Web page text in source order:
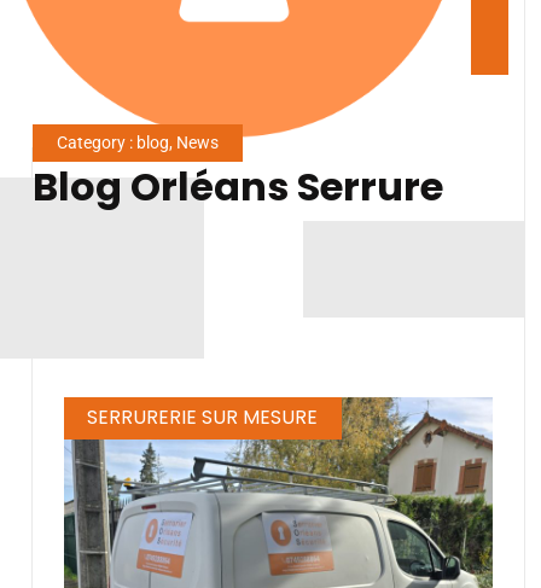
Category : blog, News
Blog Orléans Serrure
SERRURERIE SUR MESURE